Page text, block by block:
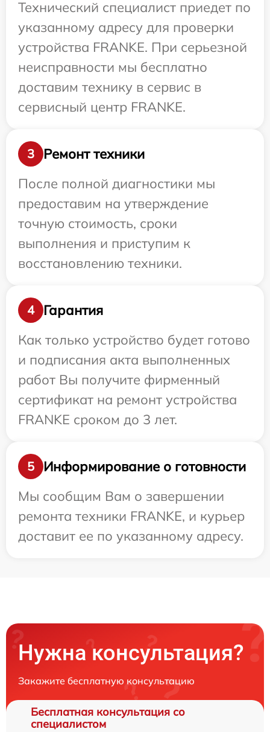
Технический специалист приедет по
указанному адресу для проверки
устройства FRANKE. При серьезной
неисправности мы бесплатно
доставим технику в сервис в
сервисный центр FRANKE.
3
Ремонт техники
После полной диагностики мы
предоставим на утверждение
точную стоимость, сроки
выполнения и приступим к
восстановлению техники.
4
Гарантия
Как только устройство будет готово
и подписания акта выполненных
работ Вы получите фирменный
сертификат на ремонт устройства
FRANKE сроком до 3 лет.
5
Информирование о готовности
Мы сообщим Вам о завершении
ремонта техники FRANKE, и курьер
доставит ее по указанному адресу.
Нужна консультация?
Закажите бесплатную консультацию
Бесплатная консультация со
специалистом